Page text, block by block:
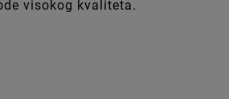
visokog kvaliteta.